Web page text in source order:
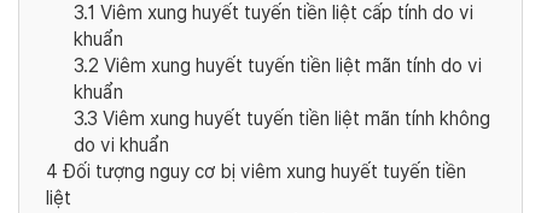
3.1 Viêm xung huyết tuyến tiền liệt cấp tính do vi
khuẩn
3.2 Viêm xung huyết tuyến tiền liệt mãn tính do vi
khuẩn
3.3 Viêm xung huyết tuyến tiền liệt mãn tính không
do vi khuẩn
4 Đối tượng nguy cơ bị viêm xung huyết tuyến tiền
liệt